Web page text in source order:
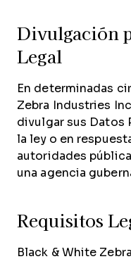
Divulgación
Legal
En determinadas
Zebra Industries
divulgar sus Datos
la ley o en
autoridades
una agencia
Requisitos
Black & White